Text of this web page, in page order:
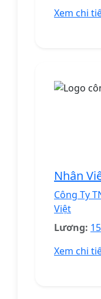
Xem chi
Nhân
Công Ty
Việt
Lương:
Xem chi